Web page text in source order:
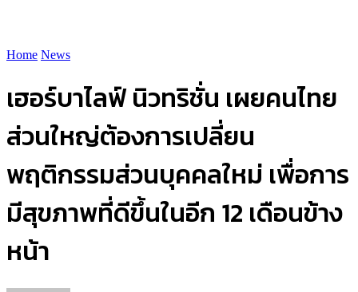
Home News
เฮอร์บาไลฟ์ นิวทริชั่น เผยคนไทย
ส่วนใหญ่ต้องการเปลี่ยน
พฤติกรรมส่วนบุคคลใหม่ เพื่อการ
มีสุขภาพที่ดีขึ้นในอีก 12 เดือนข้าง
หน้า